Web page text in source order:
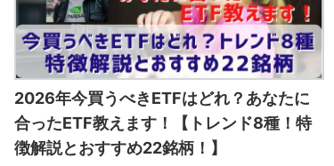
2026年今買うべきETFはどれ？あなたに
合ったETF教えます！【トレンド8種！特
徴解説とおすすめ22銘柄！】